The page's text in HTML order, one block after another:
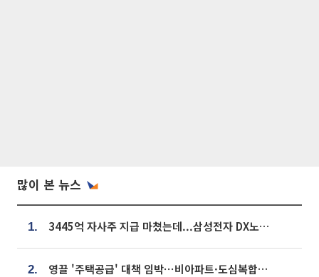
많이 본 뉴스
1. 3445억 자사주 지급 마쳤는데...삼성전자 DX노조, 뒤늦은 '떼쓰기 집회'
2. 영끌 '주택공급' 대책 임박⋯비아파트·도심복합까지 총동원